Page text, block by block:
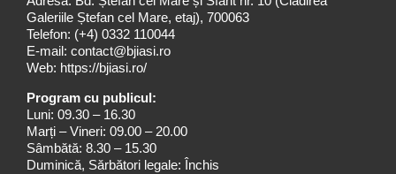
Galeriile Ștefan cel Mare, etaj), 700063
Telefon: (+4) 0332 110044
E-mail: contact@bjiasi.ro
Web: https://bjiasi.ro/
Program cu publicul:
Luni: 09.30 – 16.30
Marți – Vineri: 09.00 – 20.00
Sâmbătă: 8.30 – 15.30
Duminică, Sărbători legale: Închis